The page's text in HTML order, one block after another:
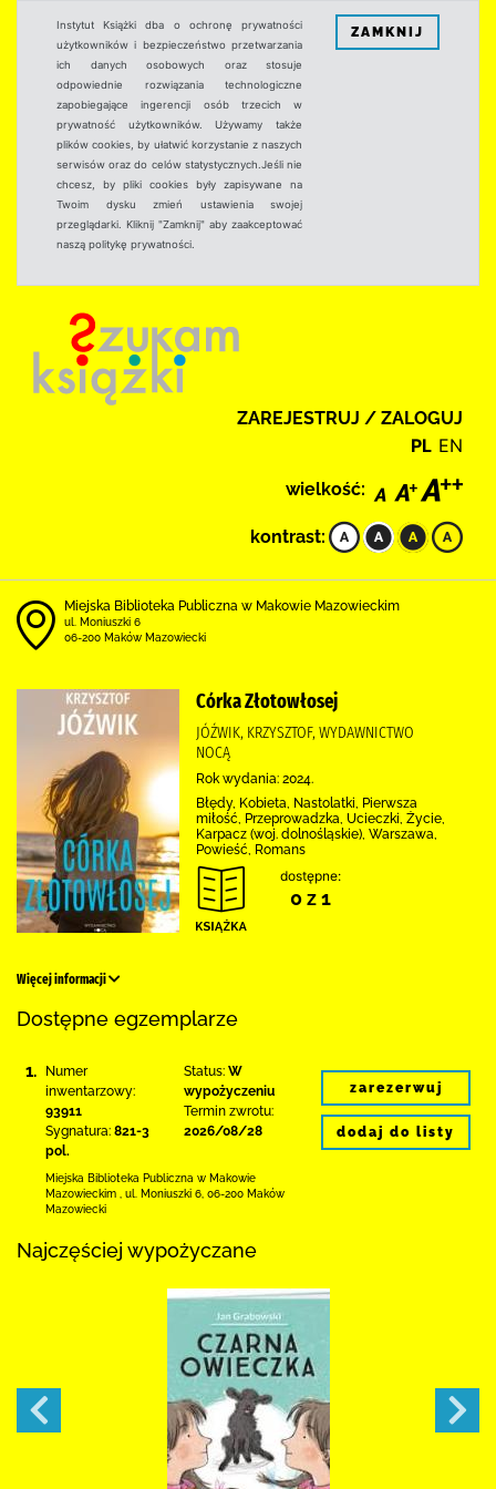
Instytut Książki dba o ochronę prywatności
użytkowników i bezpieczeństwo przetwarzania
ich danych osobowych oraz stosuje
odpowiednie rozwiązania technologiczne
zapobiegające ingerencji osób trzecich w
prywatność użytkowników. Używamy także
plików cookies, by ułatwić korzystanie z naszych
serwisów oraz do celów statystycznych.Jeśli nie
chcesz, by pliki cookies były zapisywane na
Twoim dysku zmień ustawienia swojej
przeglądarki. Kliknij "Zamknij" aby zaakceptować
naszą politykę prywatności.
ZAMKNIJ
ZAREJESTRUJ / ZALOGUJ
PL EN
wielkość:
kontrast:
Miejska Biblioteka Publiczna w Makowie Mazowieckim
ul. Moniuszki 6
06-200 Maków Mazowiecki
Córka Złotowłosej
JÓŹWIK, KRZYSZTOF, WYDAWNICTWO
NOCĄ
Rok wydania: 2024.
Błędy, Kobieta, Nastolatki, Pierwsza
miłość, Przeprowadzka, Ucieczki, Życie,
Karpacz (woj. dolnośląskie), Warszawa,
Powieść, Romans
dostępne:
0 z 1
Więcej informacji
Dostępne egzemplarze
1.
Numer
inwentarzowy:
93911
Sygnatura: 821-3
pol.
Status: W
wypożyczeniu
Termin zwrotu:
2026/08/28
Miejska Biblioteka Publiczna w Makowie
Mazowieckim
ul. Moniuszki 6 06-200 Maków
Mazowiecki
zarezerwuj
dodaj do listy
Najczęściej wypożyczane